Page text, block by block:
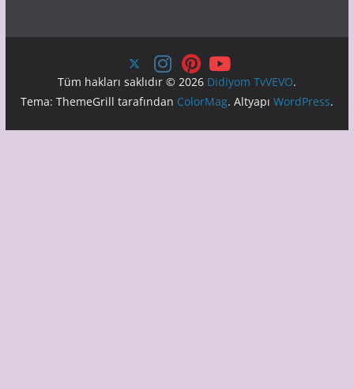
Tüm hakları saklıdır © 2026 Didiyom TvVEVO.
Tema: ThemeGrill tarafından ColorMag. Altyapı WordPress.